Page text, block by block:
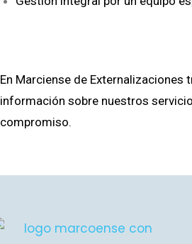
En Marciense de
información sobre nuestros
compromiso.